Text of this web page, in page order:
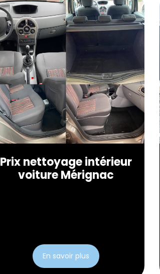
Prix nettoyage intérieur
voiture Mérignac
En savoir plus